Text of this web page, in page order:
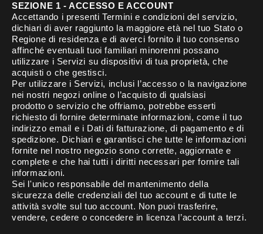
SEZIONE 1 - ACCESSO E ACCOUNT
Accettando i presenti Termini e condizioni del servizio,
dichiari di aver raggiunto la maggiore età nel tuo Stato o
Regione di residenza e di averci fornito il tuo consenso
affinché eventuali tuoi familiari minorenni possano
utilizzare i Servizi su dispositivi di tua proprietà, che
acquisti o che gestisci.
Per utilizzare i Servizi, inclusi l’accesso o la navigazione
nei nostri negozi online o l’acquisto di qualsiasi
prodotto o servizio che offriamo, potrebbe esserti
richiesto di fornire determinate informazioni, come il tuo
indirizzo email e i Dati di fatturazione, di pagamento e di
spedizione. Dichiari e garantisci che tutte le informazioni
fornite nel nostro negozio sono corrette, aggiornate e
complete e che hai tutti i diritti necessari per fornire tali
informazioni.
Sei l'unico responsabile del mantenimento della
sicurezza delle credenziali del tuo account e di tutte le
attività svolte sul tuo account. Non puoi trasferire,
vendere, cedere o concedere in licenza l’account a terzi.